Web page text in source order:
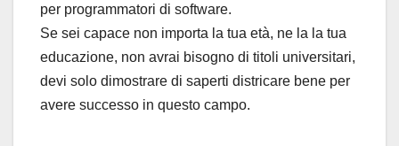
per programmatori di software.
Se sei capace non importa la tua età, ne la la tua
educazione, non avrai bisogno di titoli universitari,
devi solo dimostrare di saperti districare bene per
avere successo in questo campo.